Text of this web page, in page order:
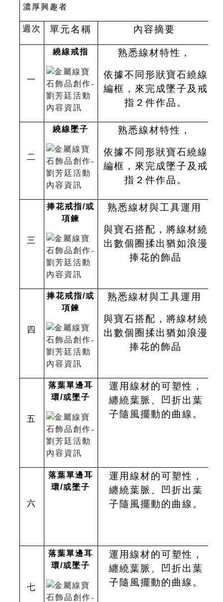
濃厚興趣者
週次 單元名稱 內容摘要
一
繞線戒指 熟悉線材特性，
依據不同形狀寶石繞線
編框，來完成墜子及戒
指２件作品。
二
繞線墜子 熟悉線材特性，
依據不同形狀寶石繞線
編框，來完成墜子及戒
指２件作品。
三
捧花戒指/或
項鍊
熟悉線材與工具運用
與寶石搭配，將線材繞
出數個圈揉出猶如浪漫
捧花的飾品
四
捧花戒指/或
項鍊
熟悉線材與工具運用
與寶石搭配，將線材繞
出數個圈揉出猶如浪漫
捧花的飾品
五
落葉單邊耳
環/或墜子
運用線材的可塑性，
纏繞葉脈、凹折出葉
子隨風擺動的曲線。
六
落葉單邊耳
環/或墜子
運用線材的可塑性，
纏繞葉脈、凹折出葉
子隨風擺動的曲線。
七
落葉單邊耳
環/或墜子
運用線材的可塑性，
纏繞葉脈、凹折出葉
子隨風擺動的曲線。